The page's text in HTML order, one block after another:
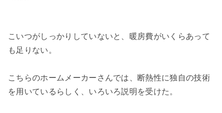
こいつがしっかりしていないと、暖房費がいくらあって
も足りない。
こちらのホームメーカーさんでは、断熱性に独自の技術
を用いているらしく、いろいろ説明を受けた。